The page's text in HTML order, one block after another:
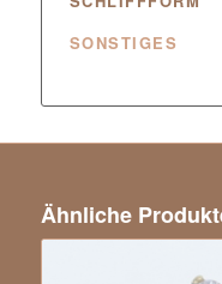
SONSTIGES
Ähnliche